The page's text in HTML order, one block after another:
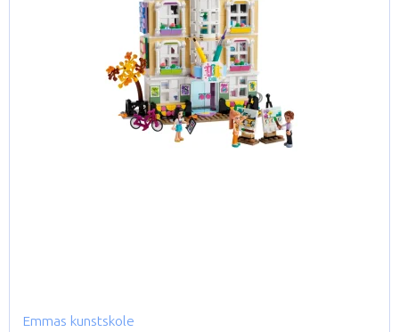
Emmas kunstskole